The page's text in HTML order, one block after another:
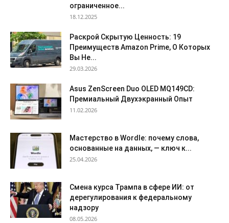
ограниченное...
18.12.2025
Раскрой Скрытую Ценность: 19
Преимуществ Amazon Prime, О Которых
Вы Не...
29.03.2026
Asus ZenScreen Duo OLED MQ149CD:
Премиальный Двухэкранный Опыт
11.02.2026
Мастерство в Wordle: почему слова,
основанные на данных, — ключ к...
25.04.2026
Смена курса Трампа в сфере ИИ: от
дерегулирования к федеральному
надзору
08.05.2026